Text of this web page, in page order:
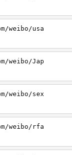
weibo/usa
weibo/Jap
weibo/sex
weibo/rfa